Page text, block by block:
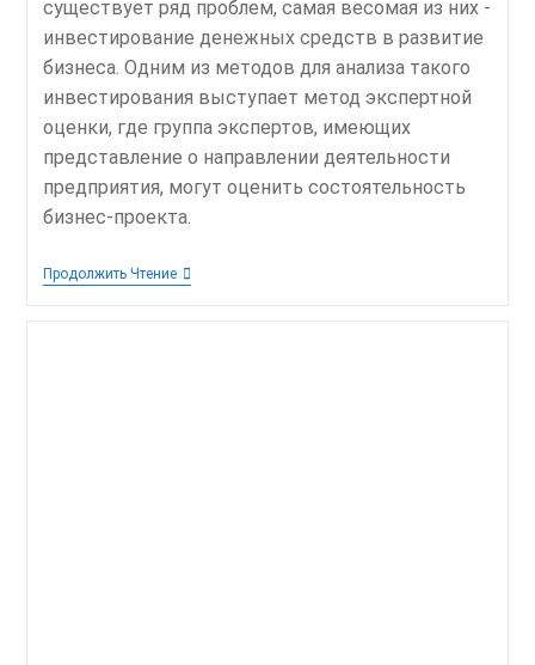
существует ряд проблем, самая весомая из них -
инвестирование денежных средств в развитие
бизнеса. Одним из методов для анализа такого
инвестирования выступает метод экспертной
оценки, где группа экспертов, имеющих
представление о направлении деятельности
предприятия, могут оценить состоятельность
бизнес-проекта.
Продолжить ЧтениеСистема